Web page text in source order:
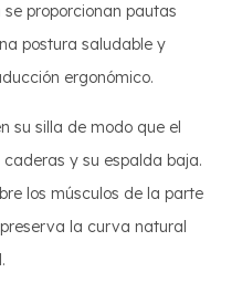
proporcionan pautas
postura saludable y
ergonómico.
su silla de modo que el
y su espalda baja.
los músculos de la parte
la curva natural